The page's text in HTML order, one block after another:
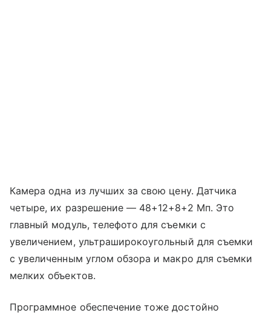
Камера одна из лучших за свою цену. Датчика
четыре, их разрешение — 48+12+8+2 Мп. Это
главный модуль, телефото для съемки с
увеличением, ультраширокоугольный для съемки
с увеличенным углом обзора и макро для съемки
мелких объектов.
Программное обеспечение тоже достойно